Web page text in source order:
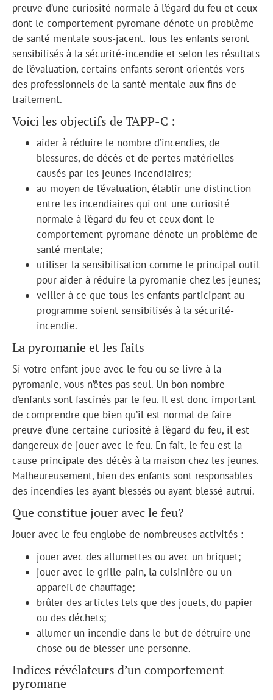
preuve d’une curiosité normale à l’égard du feu et ceux
dont le comportement pyromane dénote un problème
de santé mentale sous-jacent. Tous les enfants seront
sensibilisés à la sécurité-incendie et selon les résultats
de l’évaluation, certains enfants seront orientés vers
des professionnels de la santé mentale aux fins de
traitement.
Voici les objectifs de TAPP-C :
aider à réduire le nombre d’incendies, de
blessures, de décès et de pertes matérielles
causés par les jeunes incendiaires;
au moyen de l’évaluation, établir une distinction
entre les incendiaires qui ont une curiosité
normale à l’égard du feu et ceux dont le
comportement pyromane dénote un problème de
santé mentale;
utiliser la sensibilisation comme le principal outil
pour aider à réduire la pyromanie chez les jeunes;
veiller à ce que tous les enfants participant au
programme soient sensibilisés à la sécurité-
incendie.
La pyromanie et les faits
Si votre enfant joue avec le feu ou se livre à la
pyromanie, vous n’êtes pas seul. Un bon nombre
d’enfants sont fascinés par le feu. Il est donc important
de comprendre que bien qu’il est normal de faire
preuve d’une certaine curiosité à l’égard du feu, il est
dangereux de jouer avec le feu. En fait, le feu est la
cause principale des décès à la maison chez les jeunes.
Malheureusement, bien des enfants sont responsables
des incendies les ayant blessés ou ayant blessé autrui.
Que constitue jouer avec le feu?
Jouer avec le feu englobe de nombreuses activités :
jouer avec des allumettes ou avec un briquet;
jouer avec le grille-pain, la cuisinière ou un
appareil de chauffage;
brûler des articles tels que des jouets, du papier
ou des déchets;
allumer un incendie dans le but de détruire une
chose ou de blesser une personne.
Indices révélateurs d’un comportement
pyromane